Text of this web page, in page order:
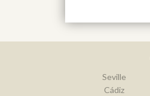
Seville
Cádiz